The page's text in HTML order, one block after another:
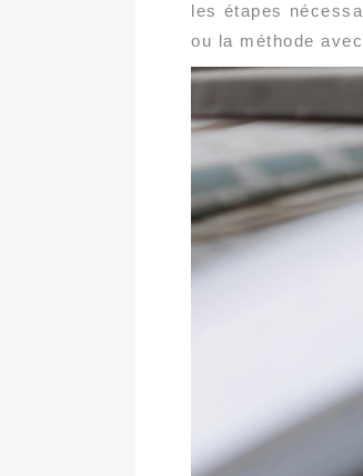
les étapes
ou la méthode